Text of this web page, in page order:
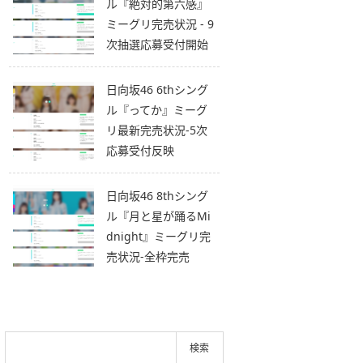
ル『絶対的第六感』
ミーグリ完売状況 - 9
次抽選応募受付開始
日向坂46 6thシング
ル『ってか』ミーグ
リ最新完売状況-5次
応募受付反映
日向坂46 8thシング
ル『月と星が踊るMi
dnight』ミーグリ完
売状況-全枠完売